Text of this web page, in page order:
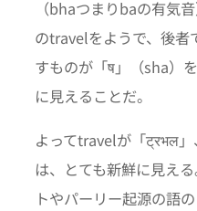
（bhaつまりbaの有気
のtravelをようで、後者
すものが「ष」（sha）
に見えることだ。
よってtravelが「ट्रभल
は、とても新鮮に見え
トやパーリー起源の語